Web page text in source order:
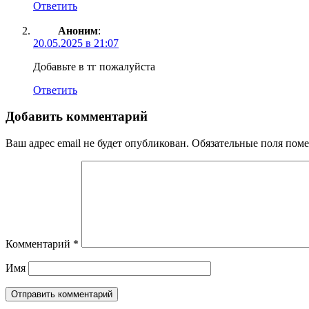
Ответить
Аноним:
20.05.2025 в 21:07
Добавьте в тг пожалуйста
Ответить
Добавить комментарий
Ваш адрес email не будет опубликован. Обязательные поля
Комментарий *
Имя